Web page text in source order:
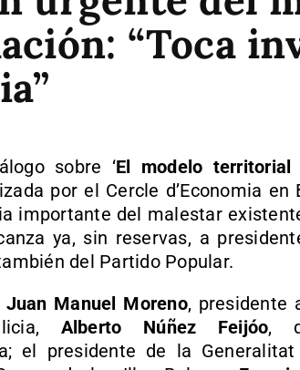
“Toca
sobre ‘El modelo territorial
por el Cercle d’Economia
importante del malestar
ya, sin reservas, a
del Partido Popular.
Juan Manuel Moreno, presidente
Alberto Núñez Feijóo,
el presidente de la